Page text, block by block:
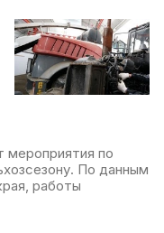
мероприятия по
По данным
работы